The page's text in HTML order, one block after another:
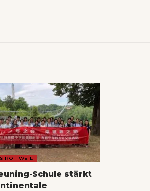
ROTTWEIL
Schule stärkt